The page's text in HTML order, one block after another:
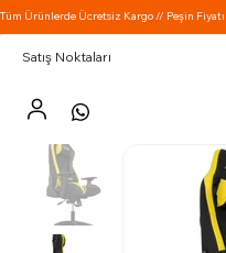
Satış Noktaları